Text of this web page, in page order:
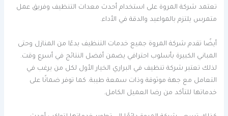
تعتمد شركة المروة على استخدام أحدث معدات التنظيف وفريق عمل
متمرس يلتزم بالمواعيد والدقة في الأداء.
أيضًا تقدم شركة المروة جميع خدمات التنظيف بدءًا من المنازل وحتى
المباني الكبيرة بأسلوب احترافي يضمن أفضل النتائج في أسرع وقت.
لذلك تعتبر شركة تنظيف في البراري الخيار الأول لكل من يرغب في
التعامل مع جهة موثوقة وذات سمعة طيبة. كما توفر ضمانًا على
خدماتها للتأكد من رضا العميل الكامل.